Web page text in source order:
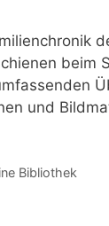
beim
und
Bibliothek